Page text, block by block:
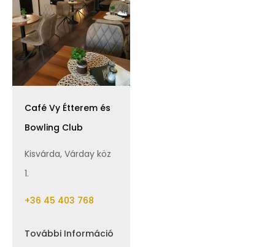
Café Vy Étterem és
Bowling Club
Kisvárda, Várday köz
1.
+36 45 403 768
További Információ